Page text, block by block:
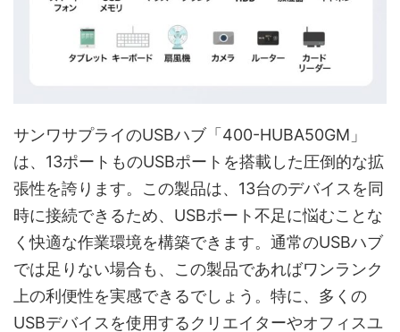
サンワサプライのUSBハブ「400-HUBA50GM」
は、13ポートものUSBポートを搭載した圧倒的な拡
張性を誇ります。この製品は、13台のデバイスを同
時に接続できるため、USBポート不足に悩むことな
く快適な作業環境を構築できます。通常のUSBハブ
では足りない場合も、この製品であればワンランク
上の利便性を実感できるでしょう。特に、多くの
USBデバイスを使用するクリエイターやオフィスユ